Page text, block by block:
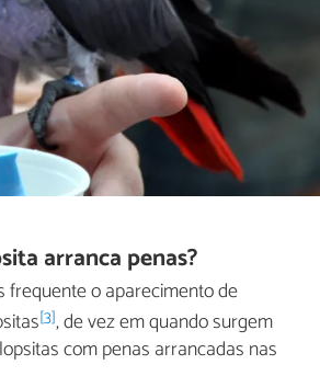
arranca penas?
frequente o aparecimento de
[3], de vez em quando surgem
com penas arrancadas nas